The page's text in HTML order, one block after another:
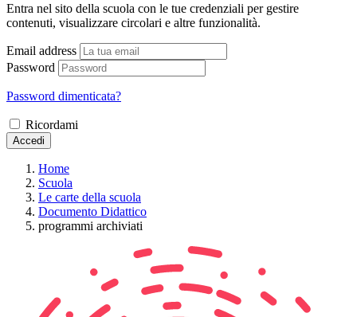
Entra nel sito della scuola con le tue credenziali per gestire
contenuti, visualizzare circolari e altre funzionalità.
Email address
Password
Password dimenticata?
Ricordami
Accedi
Home
Scuola
Le carte della scuola
Documento Didattico
programmi archiviati